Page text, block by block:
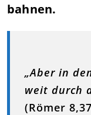
bahnen.
„Aber in
weit durch
(Römer